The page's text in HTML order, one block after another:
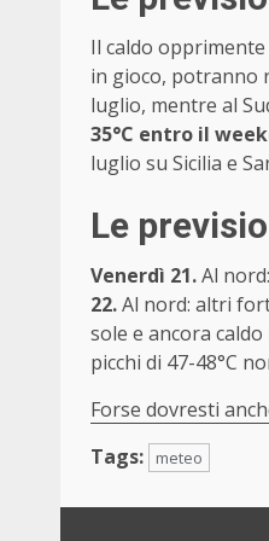
Il caldo
in gioco, potranno
luglio, mentre al
35°C entro il
luglio su Sicilia e
Le
Venerdì 21.Al
22.Al nord: altri
sole e ancora
picchi di 47-48°C
Forse dovresti
Tags:
meteo